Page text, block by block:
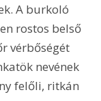
A burkoló
rostos belső
vérbőségét
nevének
felőli, ritkán